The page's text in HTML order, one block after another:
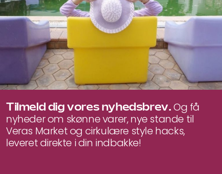
Tilmeld dig vores nyhedsbrev.Og få
nyheder om skønne varer, nye stande til
Veras Market og cirkulære style hacks,
leveret direkte i din indbakke!